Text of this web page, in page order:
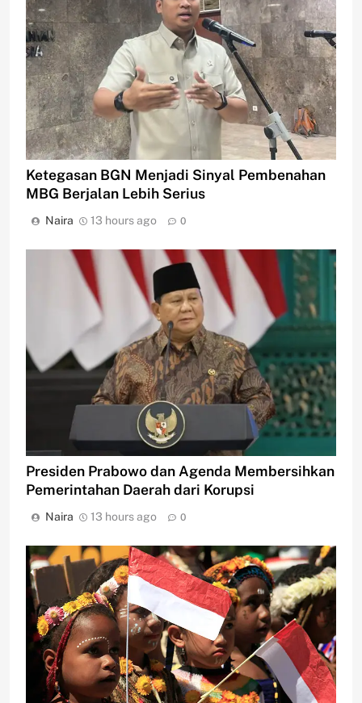
Ketegasan BGN Menjadi Sinyal Pembenahan
MBG Berjalan Lebih Serius
Naira 13 hours ago 0
Presiden Prabowo dan Agenda Membersihkan
Pemerintahan Daerah dari Korupsi
Naira 13 hours ago 0